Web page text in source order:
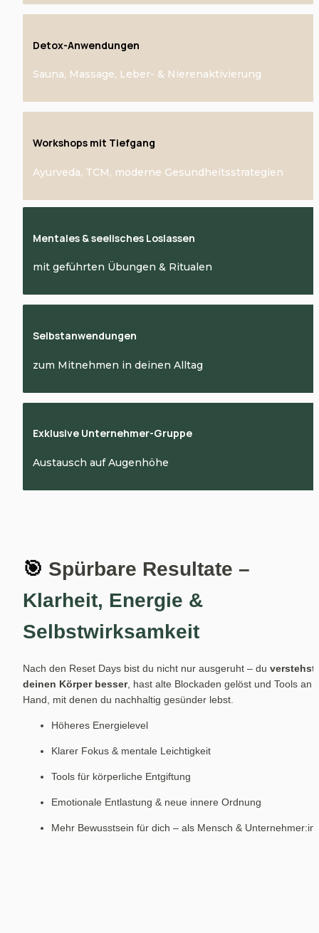
Detox-Anwendungen
Sauna, Massage, Leber- & Nierenaktivierung
Workshops mit Tiefgang
Ayurveda, TCM, moderne Gesundheitsstrategien
Mentales & seelisches Loslassen
mit geführten Übungen & Ritualen
Selbstanwendungen
zum Mitnehmen in deinen Alltag
Exklusive Unternehmer-Gruppe
Austausch auf Augenhöhe
🎯
Klarheit, Energie &
Selbstwirksamkeit
Nach den Reset Days bist du nicht nur ausgeruht – du verstehst
deinen Körper besser, hast alte Blockaden gelöst und Tools an
Hand, mit denen du nachhaltig gesünder lebst.
Höheres Energielevel
Klarer Fokus & mentale Leichtigkeit
Tools für körperliche Entgiftung
Emotionale Entlastung & neue innere Ordnung
Mehr Bewusstsein für dich – als Mensch & Unternehmer:in